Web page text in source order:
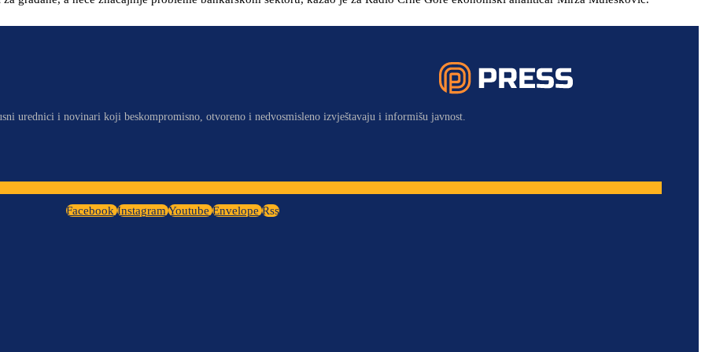
urednici i novinari koji beskompromisno, otvoreno i nedvosmisleno izvještavaju i informišu javnost.
Facebook Instagram Youtube Envelope Rss